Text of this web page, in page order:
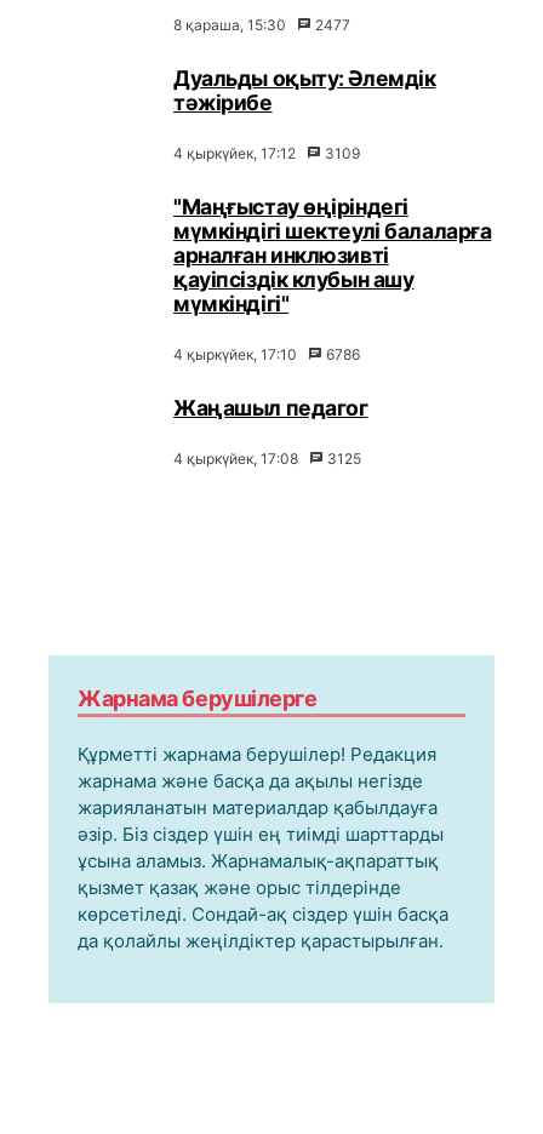
8 қараша, 15:30 2477
Дуальды оқыту: Әлемдік
тәжірибе
4 қыркүйек, 17:12 3109
"Маңғыстау өңіріндегі
мүмкіндігі шектеулі балаларға
арналған инклюзивті
қауіпсіздік клубын ашу
мүмкіндігі"
4 қыркүйек, 17:10 6786
Жаңашыл педагог
4 қыркүйек, 17:08 3125
Жарнама берушілерге
Құрметті жарнама берушілер! Редакция
жарнама және басқа да ақылы негізде
жарияланатын материалдар қабылдауға
әзір. Біз сіздер үшін ең тиімді шарттарды
ұсына аламыз. Жарнамалық-ақпараттық
қызмет қазақ және орыс тілдерінде
көрсетіледі. Сондай-ақ сіздер үшін басқа
да қолайлы жеңілдіктер қарастырылған.